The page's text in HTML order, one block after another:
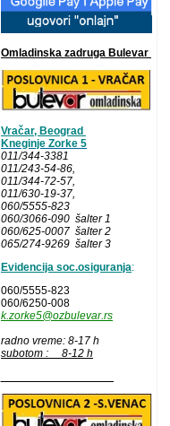
Omladinska zadruga Bulevar
Vračar, Beograd
Kneginje Zorke 5
011/344-3381
011/243-54-86
011/344-72-57,
011/630-19-37,
060/5555-823
060/3066-090 šalter 1
060/625-0007 šalter 2
065/274-9269 šalter 3
Evidencija soc.osiguranja:
060/5555-823
060/6250-008
k.zorke5@ozbulevar.rs
radno vreme: 8-17 h
subotom : 8-12 h